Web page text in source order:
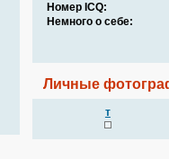
Номер ICQ:
Немного о себе:
Личные
т